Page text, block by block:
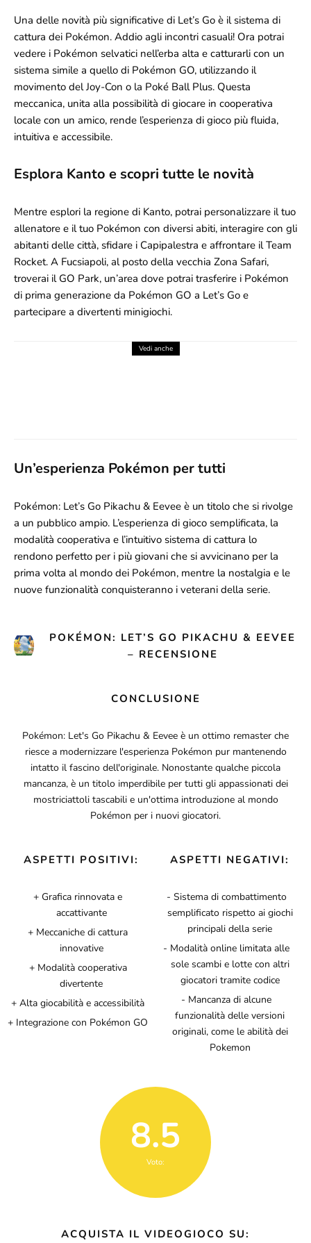
Una delle novità più significative di Let’s Go è il sistema di
cattura dei Pokémon. Addio agli incontri casuali! Ora potrai
vedere i Pokémon selvatici nell’erba alta e catturarli con un
sistema simile a quello di Pokémon GO, utilizzando il
movimento del Joy-Con o la Poké Ball Plus. Questa
meccanica, unita alla possibilità di giocare in cooperativa
locale con un amico, rende l’esperienza di gioco più fluida,
intuitiva e accessibile.
Esplora Kanto e scopri tutte le novità
Mentre esplori la regione di Kanto, potrai personalizzare il tuo
allenatore e il tuo Pokémon con diversi abiti, interagire con gli
abitanti delle città, sfidare i Capipalestra e affrontare il Team
Rocket. A Fucsiapoli, al posto della vecchia Zona Safari,
troverai il GO Park, un’area dove potrai trasferire i Pokémon
di prima generazione da Pokémon GO a Let’s Go e
partecipare a divertenti minigiochi.
Vedi anche
Un’esperienza Pokémon per tutti
Pokémon: Let’s Go Pikachu & Eevee è un titolo che si rivolge
a un pubblico ampio. L’esperienza di gioco semplificata, la
modalità cooperativa e l’intuitivo sistema di cattura lo
rendono perfetto per i più giovani che si avvicinano per la
prima volta al mondo dei Pokémon, mentre la nostalgia e le
nuove funzionalità conquisteranno i veterani della serie.
POKÉMON: LET’S GO PIKACHU & EEVEE
– RECENSIONE
CONCLUSIONE
Pokémon: Let's Go Pikachu & Eevee è un ottimo remaster che
riesce a modernizzare l'esperienza Pokémon pur mantenendo
intatto il fascino dell'originale. Nonostante qualche piccola
mancanza, è un titolo imperdibile per tutti gli appassionati dei
mostriciattoli tascabili e un'ottima introduzione al mondo
Pokémon per i nuovi giocatori.
ASPETTI POSITIVI:
Grafica rinnovata e
accattivante
Meccaniche di cattura
innovative
Modalità cooperativa
divertente
Alta giocabilità e accessibilità
Integrazione con Pokémon GO
ASPETTI NEGATIVI:
Sistema di combattimento
semplificato rispetto ai giochi
principali della serie
Modalità online limitata alle
sole scambi e lotte con altri
giocatori tramite codice
Mancanza di alcune
funzionalità delle versioni
originali, come le abilità dei
Pokemon
8.5
Voto:
ACQUISTA IL VIDEOGIOCO SU: